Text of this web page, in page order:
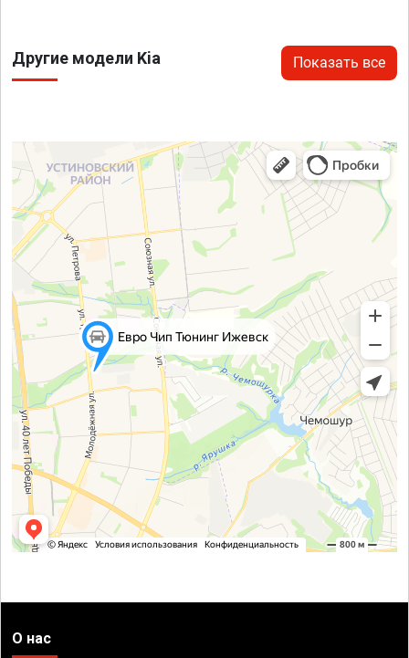
Другие модели Kia Показать все
О нас